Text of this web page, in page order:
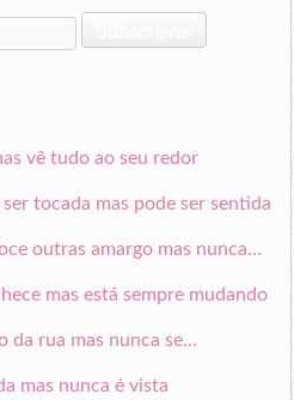
vê tudo ao seu redor
tocada mas pode ser sentida
outras amargo mas nunca…
mas está sempre mudando
da rua mas nunca se…
mas nunca é vista